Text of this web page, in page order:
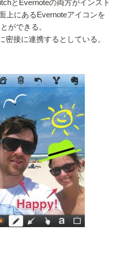
とEvernoteの両方がインスト
上にあるEvernoteアイコンを
ができる。
密接に連携するとしている。